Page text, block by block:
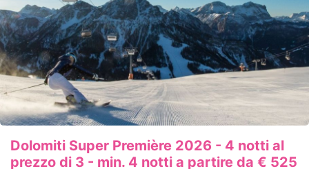
Dolomiti Super Première 2026 - 4 notti al
prezzo di 3 - min. 4 notti a partire da € 525